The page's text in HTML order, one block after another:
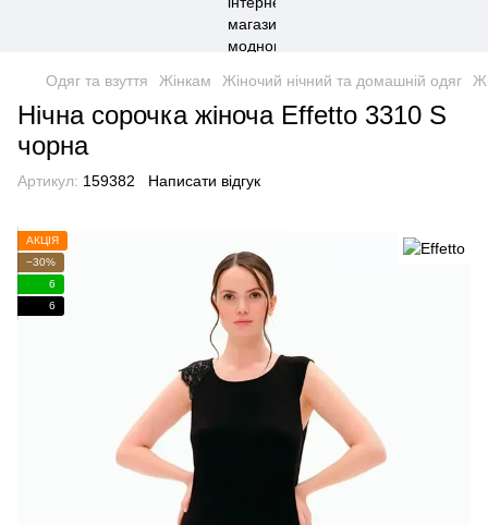
Одяг та взуття Жінкам Жіночий нічний та домашній одяг
Нічна сорочка жіноча Effetto 3310 S
чорна
Артикул: 159382 Написати відгук
АКЦІЯ
−30%
6
6